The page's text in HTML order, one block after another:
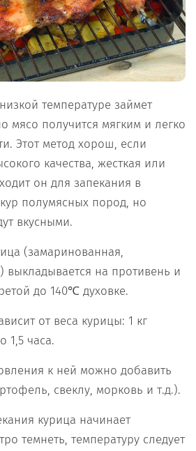
температуре займет
мясо получится мягким и легко
Этот метод хорош, если
качества, жесткая или
он для запекания в
полумясных пород, но
вкусными.
(замаринованная,
на противень и
до 140℃ духовке.
от веса курицы: 1 кг
1,5 часа.
к ней можно добавить
свеклу, морковь и т.д.).
курица начинает
темнеть, температуру следует